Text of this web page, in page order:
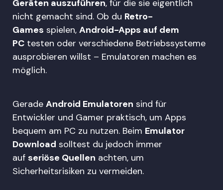
Geräten auszuführen, für die sie eigentlich
nicht gemacht sind. Ob du Retro-
Games spielen, Android-Apps auf dem
PC testen oder verschiedene Betriebssysteme
ausprobieren willst – Emulatoren machen es
möglich.
Gerade Android Emulatoren sind für
Entwickler und Gamer praktisch, um Apps
bequem am PC zu nutzen. Beim Emulator
Download solltest du jedoch immer
auf seriöse Quellen achten, um
Sicherheitsrisiken zu vermeiden.